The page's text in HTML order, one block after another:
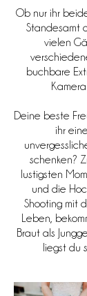
Ob nur ihr
Standesamt
vielen
buchbare
Deine beste
ihr
schenken?
lustigsten
und die
Shooting mit
Leben,
Braut als
liegst du